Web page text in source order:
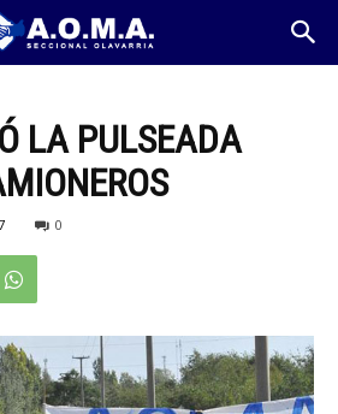
LA PULSEADA
0